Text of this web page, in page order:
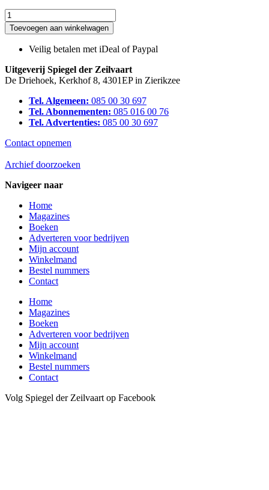
Werken
met
digitale
radar
AIS
aantal
Toevoegen aan winkelwagen
Veilig betalen met iDeal of Paypal
Uitgeverij Spiegel der Zeilvaart
De Driehoek, Kerkhof 8, 4301EP in Zierikzee
Tel. Algemeen: 085 00 30 697
Tel. Abonnementen: 085 016 00 76
Tel. Advertenties: 085 00 30 697
Contact opnemen
Archief doorzoeken
Navigeer naar
Home
Magazines
Boeken
Adverteren voor bedrijven
Mijn account
Winkelmand
Bestel nummers
Contact
Home
Magazines
Boeken
Adverteren voor bedrijven
Mijn account
Winkelmand
Bestel nummers
Contact
Volg Spiegel der Zeilvaart op Facebook